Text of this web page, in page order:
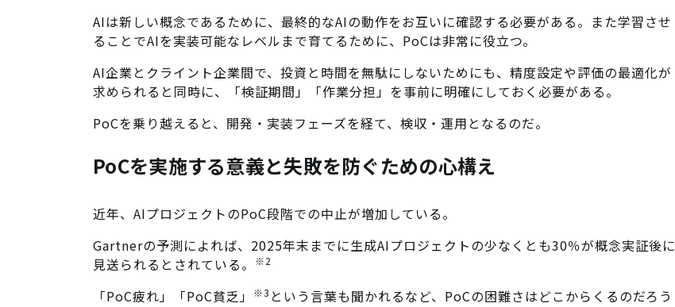
AIは新しい概念であるために、最終的なAIの動作をお互いに確認する必要がある。また学習させ
ることでAIを実装可能なレベルまで育てるために、PoCは非常に役立つ。
AI企業とクライント企業間で、投資と時間を無駄にしないためにも、精度設定や評価の最適化が
求められると同時に、「検証期間」「作業分担」を事前に明確にしておく必要がある。
PoCを乗り越えると、開発・実装フェーズを経て、検収・運用となるのだ。
PoCを実施する意義と失敗を防ぐための心構え
近年、AIプロジェクトのPoC段階での中止が増加している。
Gartnerの予測によれば、2025年末までに生成AIプロジェクトの少なくとも30％が概念実証後に
見送られるとされている。
※2
「PoC疲れ」「PoC貧乏」 ※3 という言葉も聞かれるなど、PoCの困難さはどこからくるのだろう